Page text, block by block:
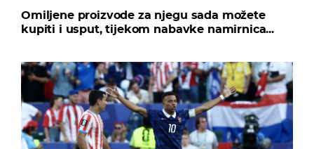
Omiljene proizvode za njegu sada možete
kupiti i usput, tijekom nabavke namirnica...